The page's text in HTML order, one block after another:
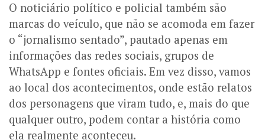
O noticiário político e policial também são
marcas do veículo, que não se acomoda em fazer
o “jornalismo sentado”, pautado apenas em
informações das redes sociais, grupos de
WhatsApp e fontes oficiais. Em vez disso, vamos
ao local dos acontecimentos, onde estão relatos
dos personagens que viram tudo, e, mais do que
qualquer outro, podem contar a história como
ela realmente aconteceu.